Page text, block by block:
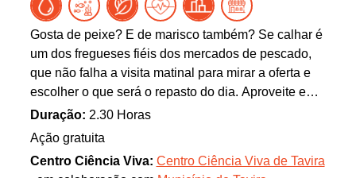
Gosta de peixe? E de marisco também? Se calhar é
um dos fregueses fiéis dos mercados de pescado,
que não falha a visita matinal para mirar a oferta e
escolher o que será o repasto do dia. Aproveite e
passe pela banca do Ciência Viva de Tavira, pois o
que temos interessa e muito a quem é fã das
iguarias do mar! Vamos falar de biodiversidade,
cadeias tróficas, e abordar as diferentes espécies
Duração: 2.30 Horas
Ação gratuita
Centro Ciência Viva: Centro Ciência Viva de Tavira